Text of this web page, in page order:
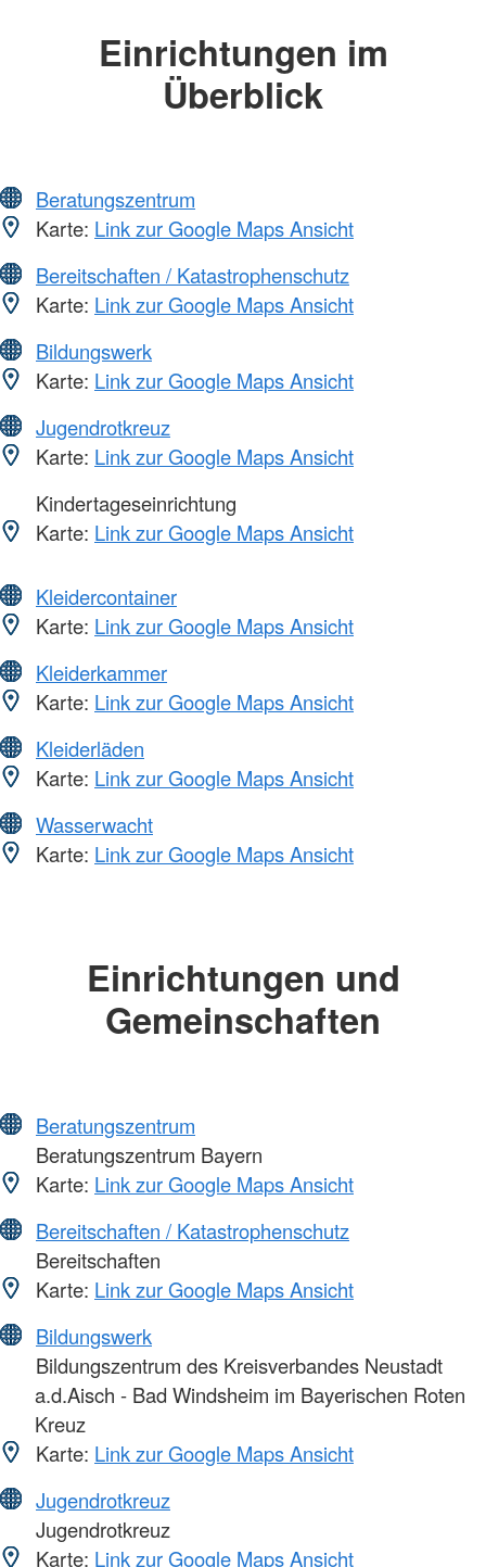
Einrichtungen im
Überblick
Beratungszentrum
Karte: Link zur Google Maps Ansicht
Bereitschaften / Katastrophenschutz
Karte: Link zur Google Maps Ansicht
Bildungswerk
Karte: Link zur Google Maps Ansicht
Jugendrotkreuz
Karte: Link zur Google Maps Ansicht
Kindertageseinrichtung
Karte: Link zur Google Maps Ansicht
Kleidercontainer
Karte: Link zur Google Maps Ansicht
Kleiderkammer
Karte: Link zur Google Maps Ansicht
Kleiderläden
Karte: Link zur Google Maps Ansicht
Wasserwacht
Karte: Link zur Google Maps Ansicht
Einrichtungen und
Gemeinschaften
Beratungszentrum
Beratungszentrum Bayern
Karte: Link zur Google Maps Ansicht
Bereitschaften / Katastrophenschutz
Bereitschaften
Karte: Link zur Google Maps Ansicht
Bildungswerk
Bildungszentrum des Kreisverbandes Neustadt
a.d.Aisch - Bad Windsheim im Bayerischen Roten
Kreuz
Karte: Link zur Google Maps Ansicht
Jugendrotkreuz
Jugendrotkreuz
Karte: Link zur Google Maps Ansicht